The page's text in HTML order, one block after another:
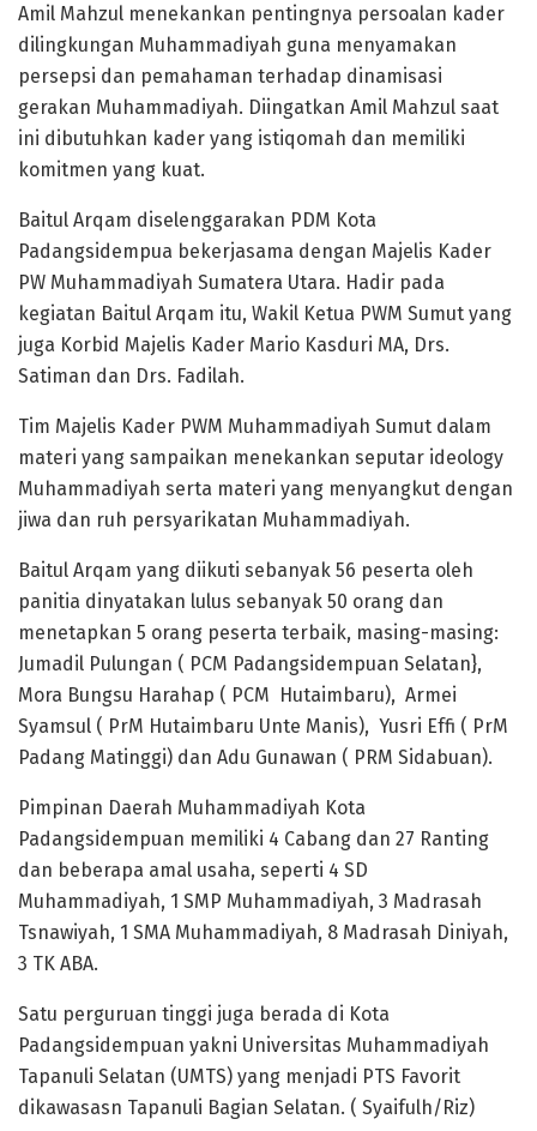
Amil Mahzul menekankan pentingnya persoalan kader
dilingkungan Muhammadiyah guna menyamakan
persepsi dan pemahaman terhadap dinamisasi
gerakan Muhammadiyah. Diingatkan Amil Mahzul saat
ini dibutuhkan kader yang istiqomah dan memiliki
komitmen yang kuat.
Baitul Arqam diselenggarakan PDM Kota
Padangsidempua bekerjasama dengan Majelis Kader
PW Muhammadiyah Sumatera Utara. Hadir pada
kegiatan Baitul Arqam itu, Wakil Ketua PWM Sumut yang
juga Korbid Majelis Kader Mario Kasduri MA, Drs.
Satiman dan Drs. Fadilah.
Tim Majelis Kader PWM Muhammadiyah Sumut dalam
materi yang sampaikan menekankan seputar ideology
Muhammadiyah serta materi yang menyangkut dengan
jiwa dan ruh persyarikatan Muhammadiyah.
Baitul Arqam yang diikuti sebanyak 56 peserta oleh
panitia dinyatakan lulus sebanyak 50 orang dan
menetapkan 5 orang peserta terbaik, masing-masing:
Jumadil Pulungan ( PCM Padangsidempuan Selatan},
Mora Bungsu Harahap ( PCM Hutaimbaru), Armei
Syamsul ( PrM Hutaimbaru Unte Manis), Yusri Effi ( PrM
Padang Matinggi) dan Adu Gunawan ( PRM Sidabuan).
Pimpinan Daerah Muhammadiyah Kota
Padangsidempuan memiliki 4 Cabang dan 27 Ranting
dan beberapa amal usaha, seperti 4 SD
Muhammadiyah, 1 SMP Muhammadiyah, 3 Madrasah
Tsnawiyah, 1 SMA Muhammadiyah, 8 Madrasah Diniyah,
3 TK ABA.
Satu perguruan tinggi juga berada di Kota
Padangsidempuan yakni Universitas Muhammadiyah
Tapanuli Selatan (UMTS) yang menjadi PTS Favorit
dikawasasn Tapanuli Bagian Selatan. ( Syaifulh/Riz)